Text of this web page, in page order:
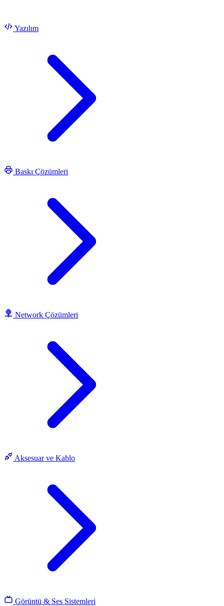
Yazılım
Baskı Çözümleri
Network Çözümleri
Aksesuar ve Kablo
Görüntü & Ses Sistemleri